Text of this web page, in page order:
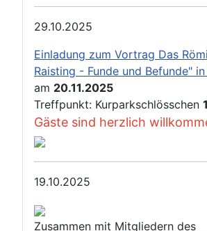
29.10.2025
Einladung zum Vortrag Das
Raisting - Funde und Befunde"
am 20.11.2025
Treffpunkt: Kurparkschlösschen
Gäste sind herzlich
19.10.2025
Zusammen mit Mitgliedern des